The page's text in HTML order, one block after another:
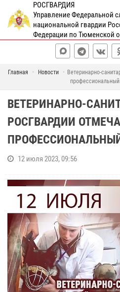
РОСГВАРДИЯ
Управление Федеральной
национальной гвардии
Федерации по Тюменской
Главная Новости
Ветеринарно-
ВЕТЕРИНАРНО-
РОСГВАРДИИ
12 июля 2023, 09:56